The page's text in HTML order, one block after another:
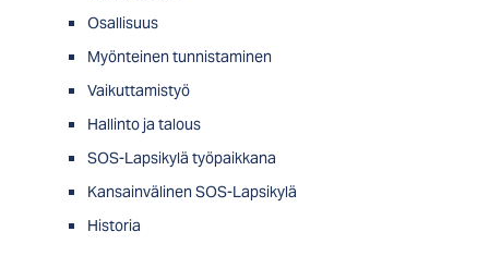
Osallisuus
Myön­tei­nen tun­nis­ta­minen
Vaikuttamistyö
Hallinto ja talous
SOS-Lapsikylä työpaikkana
Kansainvälinen SOS-Lapsikylä
Historia